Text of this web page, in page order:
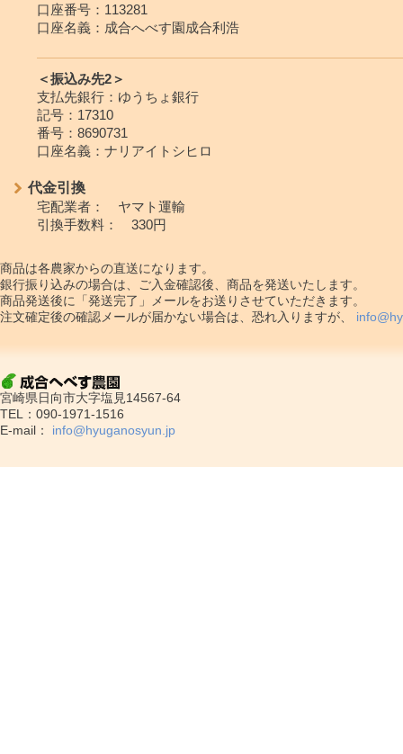
口座番号：113281
口座名義：成合へべす園成合利浩
＜振込み先2＞
支払先銀行：ゆうちょ銀行
記号：17310
番号：8690731
口座名義：ナリアイトシヒロ
代金引換
宅配業者： ヤマト運輸
引換手数料： 330円
商品は各農家からの直送になります。
銀行振り込みの場合は、ご入金確認後、商品を発送いたします。
商品発送後に「発送完了」メールをお送りさせていただきます。
注文確定後の確認メールが届かない場合は、恐れ入りますが、
宮崎県日向市大字塩見14567-64
TEL：090-1971-1516
E-mail： info@hyuganosyun.jp